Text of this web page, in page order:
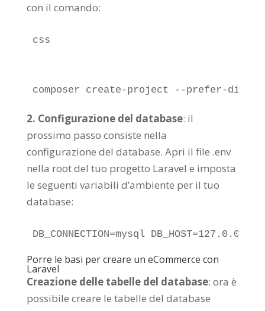
con il comando:
css
composer create-project --prefer-dist
2. Configurazione del database: il
prossimo passo consiste nella
configurazione del database. Apri il file .env
nella root del tuo progetto Laravel e imposta
le seguenti variabili d’ambiente per il tuo
database:
DB_CONNECTION=mysql
Porre le basi per creare un eCommerce con
Laravel
Creazione delle tabelle del database: ora è
possibile creare le tabelle del database